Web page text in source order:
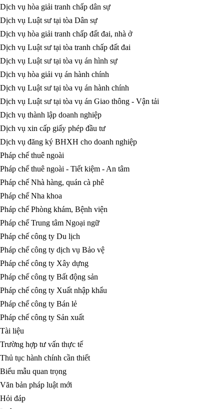
Dịch vụ hòa giải tranh chấp dân sự
Dịch vụ Luật sư tại tòa Dân sự
Dịch vụ hòa giải tranh chấp đất đai, nhà ở
Dịch vụ Luật sư tại tòa tranh chấp đất đai
Dịch vụ Luật sư tại tòa vụ án hình sự
Dịch vụ hòa giải vụ án hành chính
Dịch vụ Luật sư tại tòa vụ án hành chính
Dịch vụ Luật sư tại tòa vụ án Giao thông - Vận tải
Dịch vụ thành lập doanh nghiệp
Dịch vụ xin cấp giấy phép đầu tư
Dịch vụ đăng ký BHXH cho doanh nghiệp
Pháp chế thuê ngoài
Pháp chế thuê ngoài - Tiết kiệm - An tâm
Pháp chế Nhà hàng, quán cà phê
Pháp chế Nha khoa
Pháp chế Phòng khám, Bệnh viện
Pháp chế Trung tâm Ngoại ngữ
Pháp chế công ty Du lịch
Pháp chế công ty dịch vụ Bảo vệ
Pháp chế công ty Xây dựng
Pháp chế công ty Bất động sản
Pháp chế công ty Xuất nhập khẩu
Pháp chế công ty Bán lẻ
Pháp chế công ty Sản xuất
Tài liệu
Trường hợp tư vấn thực tế
Thủ tục hành chính cần thiết
Biểu mẫu quan trọng
Văn bản pháp luật mới
Hỏi đáp